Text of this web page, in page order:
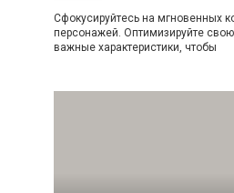
Сфокусируйтесь на мгновенных
персонажей. Оптимизируйте свою
важные характеристики, чтобы